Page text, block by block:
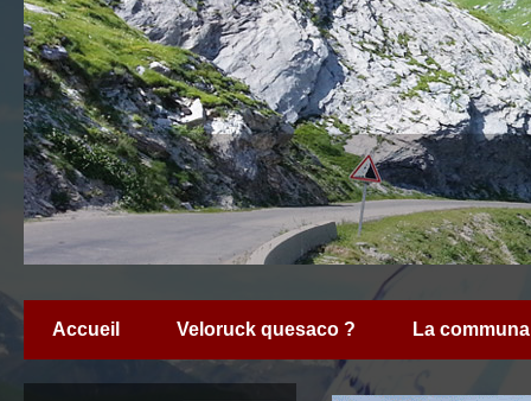
Accueil Veloruck quesaco ? La